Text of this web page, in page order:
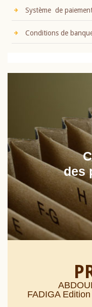
Système de
Conditions de
des
FADIGA